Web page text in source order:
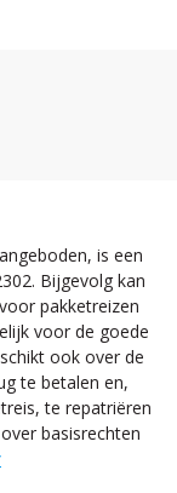
is een
Bijgevolg kan
pakketreizen
voor de goede
ook over de
te betalen en,
te repatriëren
basisrechten